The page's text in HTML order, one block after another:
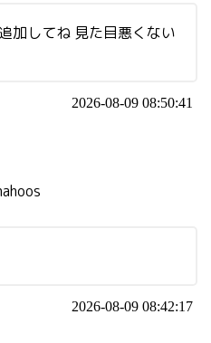
加してね 見た目悪くない
2026-08-09 08:50:41
2026-08-09 08:42:17